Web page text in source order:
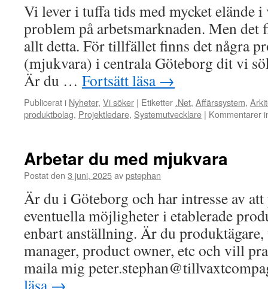
Vi lever i tuffa tids med mycket elände i
problem på arbetsmarknaden. Men
allt detta. För tillfället finns det några
(mjukvara) i centrala Göteborg dit vi
Är du … Fortsätt läsa →
Publicerat i Nyheter, Vi söker | Etiketter .Net, Affärssystem,
produktbolag, Projektledare, Systemutvecklare | Kommentarer
Arbetar du med mjukvara
Postat den 3 juni, 2025avpstephan
Är du i Göteborg och har intresse av
eventuella möjligheter i etablerade
enbart anställning. Är du
manager, product owner, etc och vill
maila mig
läsa →